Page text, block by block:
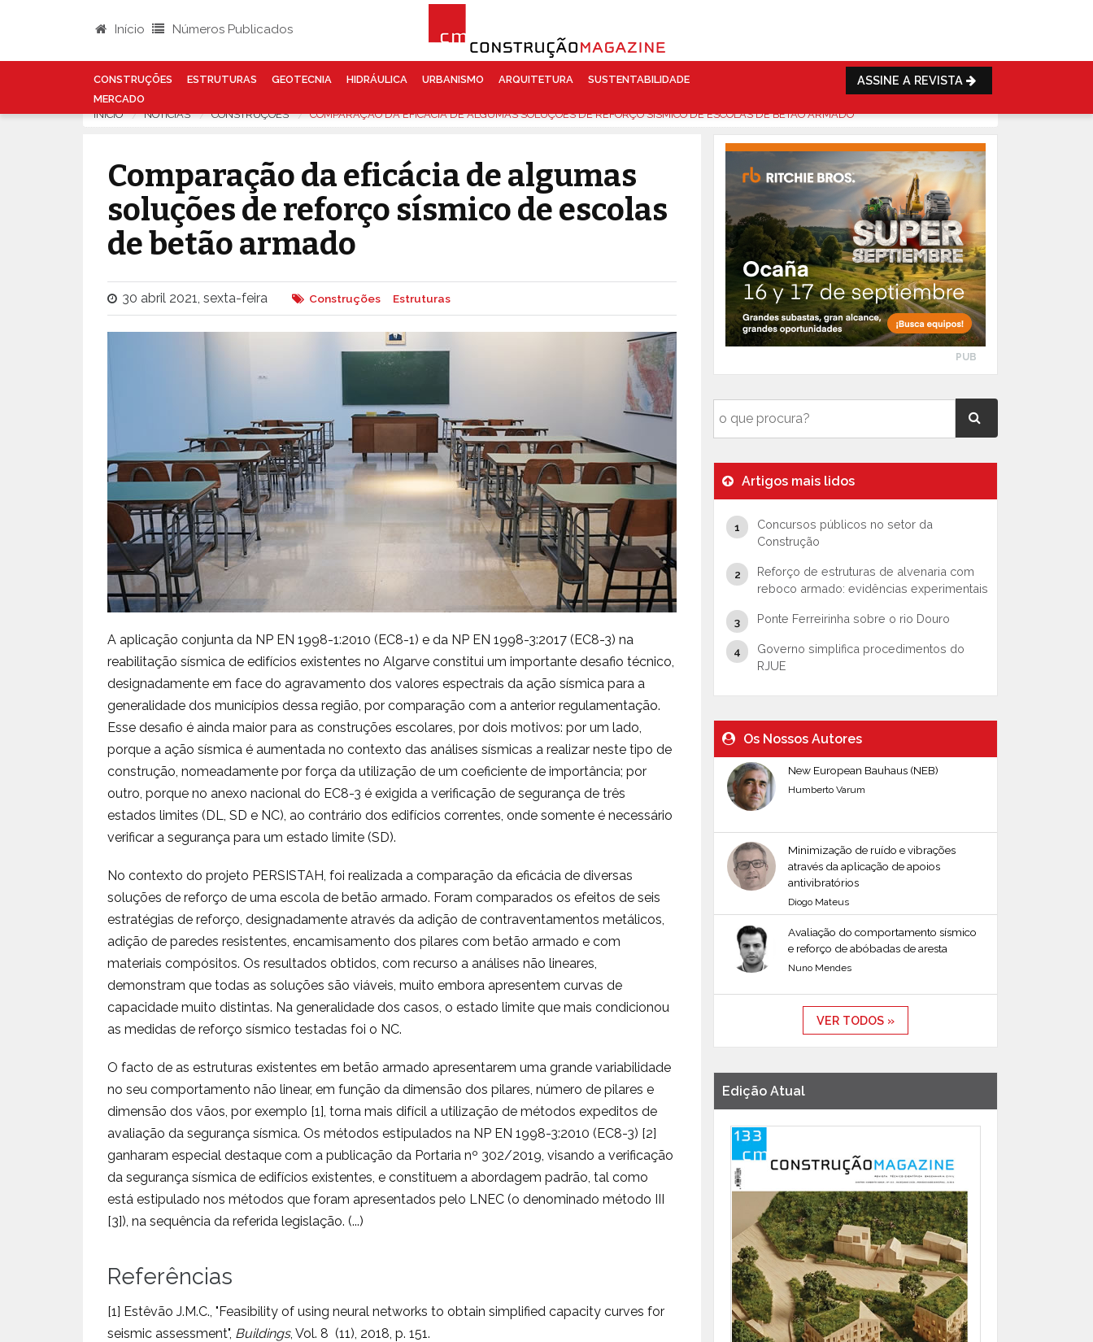
Início Números Publicados
CONSTRUÇÕES ESTRUTURAS GEOTECNIA HIDRÁULICA URBANISMO ARQUITETURA
SUSTENTABILIDADE
MERCADO
ASSINE A REVISTA
INÍCIO NOTÍCIAS CONSTRUÇÕES COMPARAÇÃO DA EFICÁCIA DE ALGUMAS SOLUÇÕES DE REFORÇO SÍSMICO DE ESCOLAS DE BETÃO ARMADO
Comparação da eficácia de algumas
soluções de reforço sísmico de escolas
de betão armado
30 abril 2021, sexta-feira Construções Estruturas
A aplicação conjunta da NP EN 1998-1:2010 (EC8-1) e da NP EN 1998-3:2017 (EC8-3) na
reabilitação sísmica de edifícios existentes no Algarve constitui um importante desafio técnico,
designadamente em face do agravamento dos valores espectrais da ação sísmica para a
generalidade dos municípios dessa região, por comparação com a anterior regulamentação.
Esse desafio é ainda maior para as construções escolares, por dois motivos: por um lado,
porque a ação sísmica é aumentada no contexto das análises sísmicas a realizar neste tipo de
construção, nomeadamente por força da utilização de um coeficiente de importância; por
outro, porque no anexo nacional do EC8-3 é exigida a verificação de segurança de três
estados limites (DL, SD e NC), ao contrário dos edifícios correntes, onde somente é necessário
verificar a segurança para um estado limite (SD).
No contexto do projeto PERSISTAH, foi realizada a comparação da eficácia de diversas
soluções de reforço de uma escola de betão armado. Foram comparados os efeitos de seis
estratégias de reforço, designadamente através da adição de contraventamentos metálicos,
adição de paredes resistentes, encamisamento dos pilares com betão armado e com
materiais compósitos. Os resultados obtidos, com recurso a análises não lineares,
demonstram que todas as soluções são viáveis, muito embora apresentem curvas de
capacidade muito distintas. Na generalidade dos casos, o estado limite que mais condicionou
as medidas de reforço sísmico testadas foi o NC.
O facto de as estruturas existentes em betão armado apresentarem uma grande variabilidade
no seu comportamento não linear, em função da dimensão dos pilares, número de pilares e
dimensão dos vãos, por exemplo [1], torna mais difícil a utilização de métodos expeditos de
avaliação da segurança sísmica. Os métodos estipulados na NP EN 1998-3:2010 (EC8-3) [2]
ganharam especial destaque com a publicação da Portaria nº 302/2019, visando a verificação
da segurança sísmica de edifícios existentes, e constituem a abordagem padrão, tal como
está estipulado nos métodos que foram apresentados pelo LNEC (o denominado método III
[3]), na sequência da referida legislação. (...)
Referências
[1] Estêvão J.M.C., "Feasibility of using neural networks to obtain simplified capacity curves for
seismic assessment", Buildings, Vol. 8 (11), 2018, p. 151.
PUB
Artigos mais lidos
Concursos públicos no setor da
Construção
Reforço de estruturas de alvenaria com
reboco armado: evidências experimentais
Ponte Ferreirinha sobre o rio Douro
Governo simplifica procedimentos do
RJUE
Os Nossos Autores
New European Bauhaus (NEB)
Humberto Varum
Minimização de ruído e vibrações
através da aplicação de apoios
antivibratórios
Diogo Mateus
Avaliação do comportamento sísmico
e reforço de abóbadas de aresta
Nuno Mendes
VER TODOS »
Edição Atual